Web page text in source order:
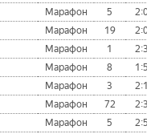
Марафон 5
Марафон 19
Марафон 1
Марафон 8
Марафон 3
Марафон 72
Марафон 5